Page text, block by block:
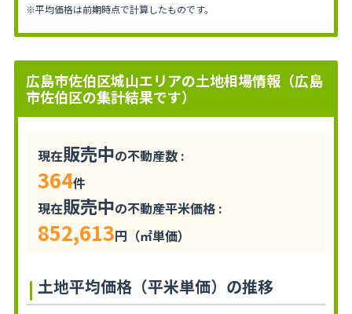
※平均価格は前期時点で計算したものです。
広島市佐伯区城山エリアの土地相場情報（広島
市佐伯区の集計結果です）
現在販売中の不動産数 :
364件
現在販売中の不動産平米価格 :
852,613円（㎡単価）
土地平均価格（平米単価）の推移